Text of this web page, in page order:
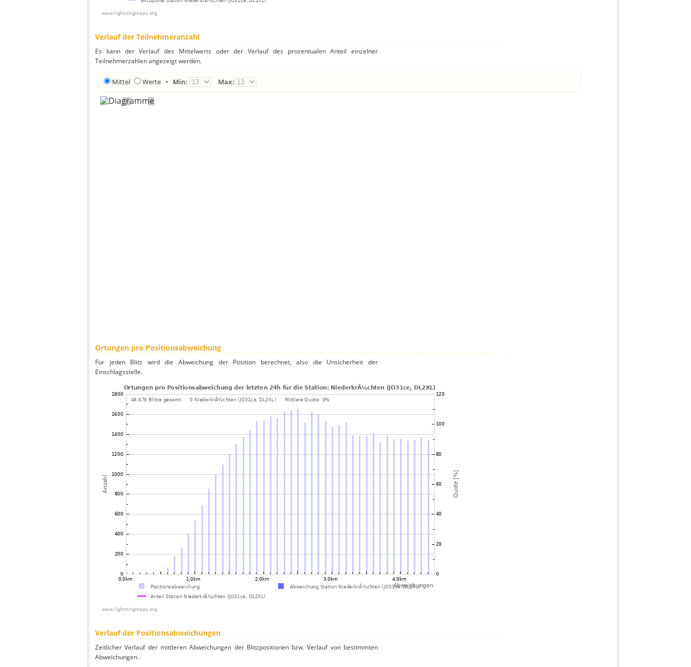
Verlauf der Teilnehmeranzahl
Es kann der Verlauf des Mittelwerts oder der Verlauf des prozentualen Anteil einzelner
Teilnehmerzahlen angezeigt werden.
Mittel Werte • Min: Max:
Ortungen pro Positionsabweichung
Für jeden Blitz wird die Abweichung der Position berechnet, also die Unsicherheit der
Einschlagsstelle.
Verlauf der Positionsabweichungen
Zeitlicher Verlauf der mittleren Abweichungen der Blitzpositionen bzw. Verlauf von bestimmten
Abweichungen.